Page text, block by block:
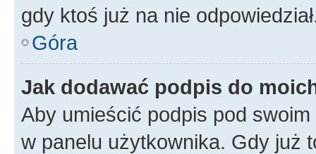
gdy ktoś już na nie
Góra
Jak dodawać podpis do
Aby umieścić podpis pod
w panelu użytkownika. Gdy już